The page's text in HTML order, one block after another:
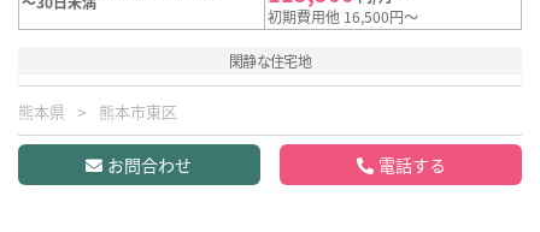
初期費用他 16,500円～
閑静な住宅地
熊本県 熊本市東区
お問合わせ 電話する